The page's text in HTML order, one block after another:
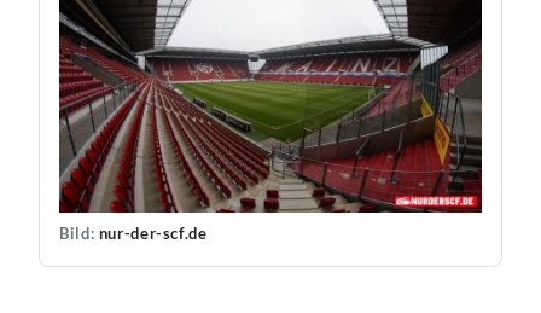
Bild: nur-der-scf.de